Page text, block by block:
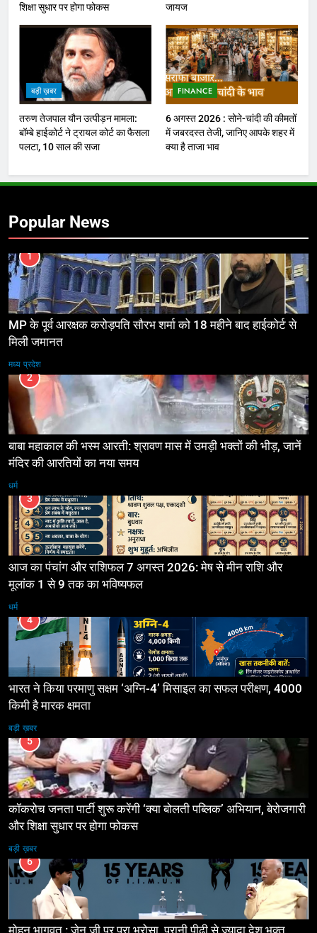
शिक्षा सुधार पर होगा फोकस
जायज
बड़ी ख़बर
तरुण तेजपाल यौन उत्पीड़न मामला:
बॉम्बे हाईकोर्ट ने ट्रायल कोर्ट का फैसला
पलटा, 10 साल की सजा
FINANCE
6 अगस्त 2026 : सोने-चांदी की कीमतों
में जबरदस्त तेजी, जानिए आपके शहर में
क्या है ताजा भाव
Popular News
1
MP के पूर्व आरक्षक करोड़पति सौरभ शर्मा को 18 महीने बाद हाईकोर्ट से
मिली जमानत
मध्य प्रदेश
2
बाबा महाकाल की भस्म आरती: श्रावण मास में उमड़ी भक्तों की भीड़, जानें
मंदिर की आरतियों का नया समय
धर्म
3
आज का पंचांग और राशिफल 7 अगस्त 2026: मेष से मीन राशि और
मूलांक 1 से 9 तक का भविष्यफल
धर्म
4
भारत ने किया परमाणु सक्षम ‘अग्नि-4’ मिसाइल का सफल परीक्षण, 4000
किमी है मारक क्षमता
बड़ी ख़बर
5
कॉकरोच जनता पार्टी शुरू करेंगी ‘क्या बोलती पब्लिक’ अभियान, बेरोजगारी
और शिक्षा सुधार पर होगा फोकस
बड़ी ख़बर
6